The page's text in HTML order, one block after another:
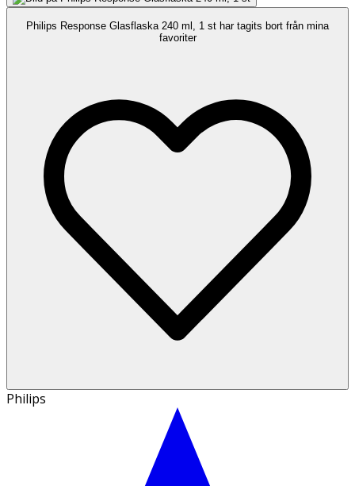
Philips Response Glasflaska 240 ml, 1 st har tagits bort från mina
favoriter
Philips